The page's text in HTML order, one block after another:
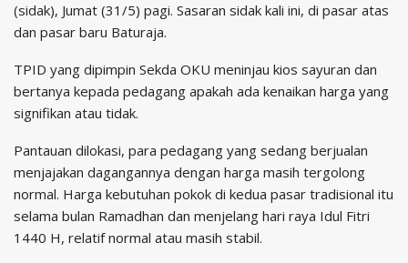
(sidak), Jumat (31/5) pagi. Sasaran sidak kali ini, di pasar atas
dan pasar baru Baturaja.
TPID yang dipimpin Sekda OKU meninjau kios sayuran dan
bertanya kepada pedagang apakah ada kenaikan harga yang
signifikan atau tidak.
Pantauan dilokasi, para pedagang yang sedang berjualan
menjajakan dagangannya dengan harga masih tergolong
normal. Harga kebutuhan pokok di kedua pasar tradisional itu
selama bulan Ramadhan dan menjelang hari raya Idul Fitri
1440 H, relatif normal atau masih stabil.